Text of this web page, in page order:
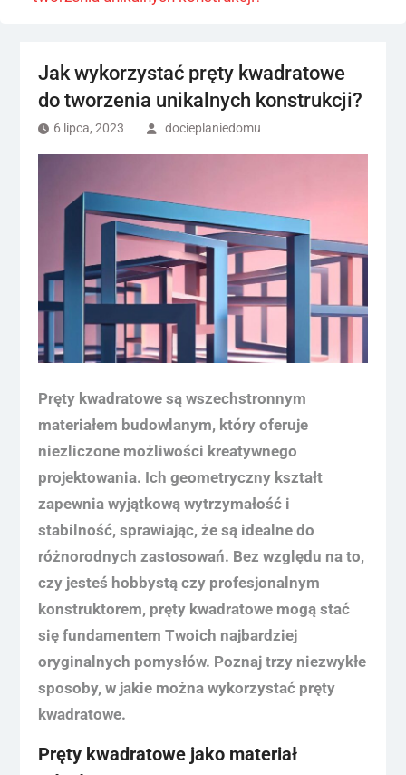
Jak wykorzystać pręty kwadratowe
do tworzenia unikalnych konstrukcji?
6 lipca, 2023 docieplaniedomu
Pręty kwadratowe są wszechstronnym
materiałem budowlanym, który oferuje
niezliczone możliwości kreatywnego
projektowania. Ich geometryczny kształt
zapewnia wyjątkową wytrzymałość i
stabilność, sprawiając, że są idealne do
różnorodnych zastosowań. Bez względu na to,
czy jesteś hobbystą czy profesjonalnym
konstruktorem, pręty kwadratowe mogą stać
się fundamentem Twoich najbardziej
oryginalnych pomysłów. Poznaj trzy niezwykłe
sposoby, w jakie można wykorzystać pręty
kwadratowe.
Pręty kwadratowe jako materiał